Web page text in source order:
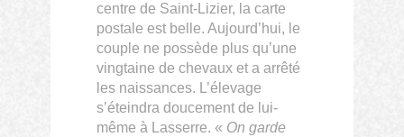
centre de Saint-Lizier, la carte
postale est belle. Aujourd’hui, le
couple ne possède plus qu’une
vingtaine de chevaux et a arrêté
les naissances. L’élevage
s’éteindra doucement de lui-
même à Lasserre. « On garde